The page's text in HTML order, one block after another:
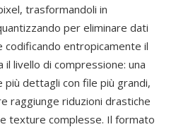
trasformandoli in
per eliminare dati
codificando entropicamente il
livello di compressione: una
dettagli con file più grandi,
raggiunge riduzioni drastiche
texture complesse. Il formato